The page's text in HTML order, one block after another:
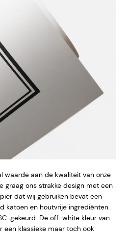
waarde aan de kwaliteit van onze
graag ons strakke design met een
dat wij gebruiken bevat een
katoen en houtvrije ingrediënten.
gekeurd. De off-white kleur van
klassieke maar toch ook